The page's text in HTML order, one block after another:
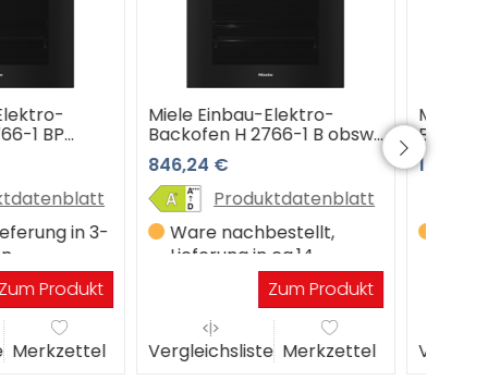
Elektro-
1 B obsw
3 Jahre
Garantie
ca.14
Zum Produkt
Merkzettel
Miele Einbau-Elektro-
Backofen H 7264 BP edcs
(Edelstahl) 3 Jahre
Premiumshop Garantie
1.999,00 €
Produktdatenblatt
Ware nachbestellt,
Lieferung in ca.14
WerktagenZum Produkt
Vergleichsliste Merkzettel